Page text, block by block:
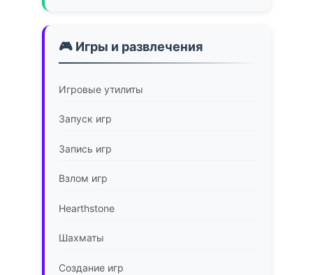
🎮 Игры и развлечения
Игровые утилиты
Запуск игр
Запись игр
Взлом игр
Hearthstone
Шахматы
Создание игр